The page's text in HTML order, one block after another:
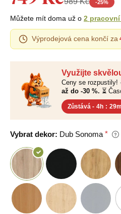
Využijte
Ceny se
až do -30 %. ⏳
Zůstává - 4h : 29m
Vybrat dekor: Dub Sonoma
-25%
Můžete mít doma už o 2
Výprodejová cena končí za